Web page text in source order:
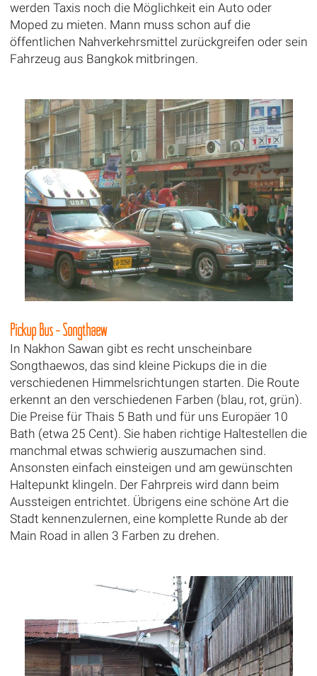
werden Taxis noch die Möglichkeit ein Auto oder
Moped zu mieten. Mann muss schon auf die
öffentlichen Nahverkehrsmittel zurückgreifen oder sein
Fahrzeug aus Bangkok mitbringen.
Pickup Bus - Songthaew
In Nakhon Sawan gibt es recht unscheinbare
Songthaewos, das sind kleine Pickups die in die
verschiedenen Himmelsrichtungen starten. Die Route
erkennt an den verschiedenen Farben (blau, rot, grün).
Die Preise für Thais 5 Bath und für uns Europäer 10
Bath (etwa 25 Cent). Sie haben richtige Haltestellen die
manchmal etwas schwierig auszumachen sind.
Ansonsten einfach einsteigen und am gewünschten
Haltepunkt klingeln. Der Fahrpreis wird dann beim
Aussteigen entrichtet. Übrigens eine schöne Art die
Stadt kennenzulernen, eine komplette Runde ab der
Main Road in allen 3 Farben zu drehen.